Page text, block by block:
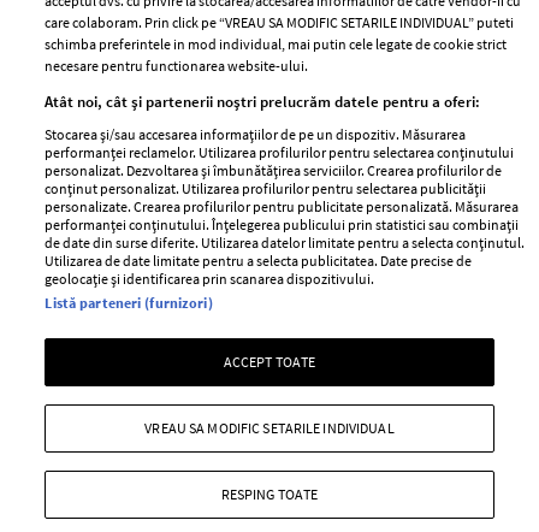
Abonamente
GSP
Unica
Baby
Retete
femei
Viva
Avantaje
Retete practice
Pariază responsabil! Decizia ONJN nr. 821/25.09.2025.
Jocurile de noroc sunt interzise minorilor.
Copyright © 2026 Ringier Romania SRL
care colaboram. Prin click pe “VREAU SA MODIFIC SETARILE INDIVIDUAL” puteti
schimba preferintele in mod individual, mai putin cele legate de cookie strict
necesare pentru functionarea website-ului.
Atât noi, cât și partenerii noștri prelucrăm datele pentru a oferi:
Stocarea și/sau accesarea informațiilor de pe un dispozitiv. Măsurarea
performanței reclamelor. Utilizarea profilurilor pentru selectarea conținutului
personalizat. Dezvoltarea și îmbunătățirea serviciilor. Crearea profilurilor de
conținut personalizat. Utilizarea profilurilor pentru selectarea publicității
personalizate. Crearea profilurilor pentru publicitate personalizată. Măsurarea
performanței conținutului. Înțelegerea publicului prin statistici sau combinații
de date din surse diferite. Utilizarea datelor limitate pentru a selecta conținutul.
Utilizarea de date limitate pentru a selecta publicitatea. Date precise de
geolocație și identificarea prin scanarea dispozitivului.
Listă parteneri (furnizori)
ACCEPT TOATE
RESPING TOATE
VREAU SA MODIFIC SETARILE INDIVIDUAL